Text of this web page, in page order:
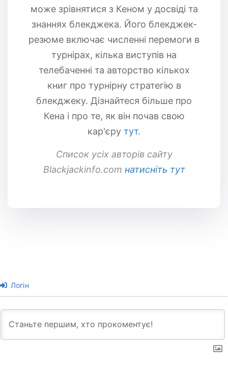
може зрівнятися з Кеном у досвіді та
знаннях блекджека. Його блекджек-
резюме включає численні перемоги в
турнірах, кілька виступів на
телебаченні та авторство кількох
книг про турнірну стратегію в
блекджеку. Дізнайтеся більше про
Кена і про те, як він почав свою
кар'єру тут.
Список усіх авторів сайту
Blackjackinfo.com натисніть тут
Логін